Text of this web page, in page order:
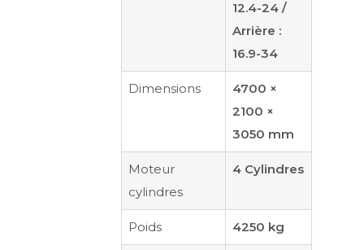
12.4-24 /
Arrière :
16.9-34
Dimensions
4700 ×
2100 ×
3050 mm
Moteur
cylindres
4 Cylindres
Poids 4250 kg